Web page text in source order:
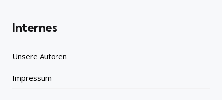
Internes
Unsere Autoren
Impressum